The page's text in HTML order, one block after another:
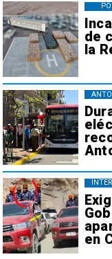
de
la
en